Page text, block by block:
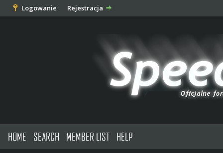
Logowanie Rejestracja
HOME SEARCH MEMBER LIST HELP